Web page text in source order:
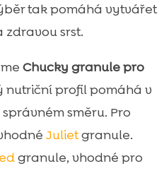
tak pomáhá vytvářet
srst.
Chucky granule pro
nutriční profil pomáhá v
směru. Pro
Julietgranule.
granule, vhodné pro